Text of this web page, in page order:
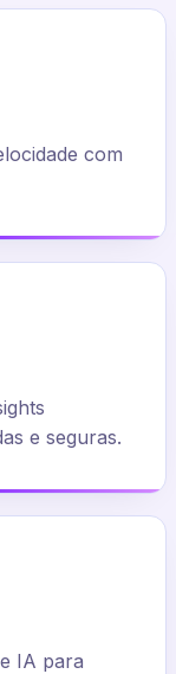
com
e seguras.
IA para